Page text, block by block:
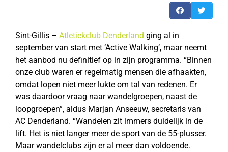
Sint-Gillis – Atletiekclub Denderland ging al in
september van start met ‘Active Walking’, maar neemt
het aanbod nu definitief op in zijn programma. “Binnen
onze club waren er regelmatig mensen die afhaakten,
omdat lopen niet meer lukte om tal van redenen. Er
was daardoor vraag naar wandelgroepen, naast de
loopgroepen”, aldus Marjan Anseeuw, secretaris van
AC Denderland. “Wandelen zit immers duidelijk in de
lift. Het is niet langer meer de sport van de 55-plusser.
Maar wandelclubs zijn er al meer dan voldoende.